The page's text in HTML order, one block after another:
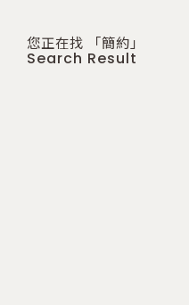
您正在找 「簡約」
Search Result